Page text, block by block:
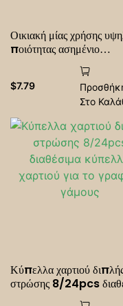
Οικιακή μίας χρήσης
ποιότητας ασημένιο
εκτύπωση χαρτιού
πάρτι για πικνίκ
φλιτζάνι χαρτιού
$7.79
Στο
Κύπελλα χαρτιού
στρώσης 8/24pcs
κύπελλα χαρτιού για το